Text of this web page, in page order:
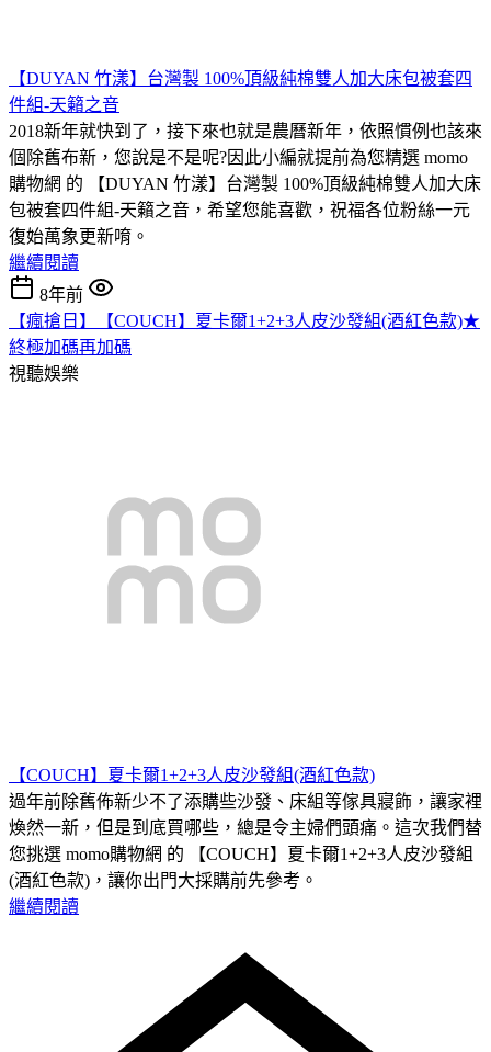
【DUYAN 竹漾】台灣製 100%頂級純棉雙人加大床包被套四
件組-天籟之音
2018新年就快到了，接下來也就是農曆新年，依照慣例也該來
個除舊布新，您說是不是呢?因此小編就提前為您精選 momo
購物網 的 【DUYAN 竹漾】台灣製 100%頂級純棉雙人加大床
包被套四件組-天籟之音，希望您能喜歡，祝福各位粉絲一元
復始萬象更新唷。
繼續閱讀
8年前
【瘋搶日】【COUCH】夏卡爾1+2+3人皮沙發組(酒紅色款)★
終極加碼再加碼
視聽娛樂
【COUCH】夏卡爾1+2+3人皮沙發組(酒紅色款)
過年前除舊佈新少不了添購些沙發、床組等傢具寢飾，讓家裡
煥然一新，但是到底買哪些，總是令主婦們頭痛。這次我們替
您挑選 momo購物網 的 【COUCH】夏卡爾1+2+3人皮沙發組
(酒紅色款)，讓你出門大採購前先參考。
繼續閱讀